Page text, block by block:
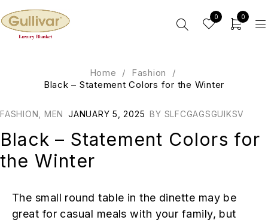
0 0
Home / Fashion
/
Black – Statement Colors for the Winter
FASHION MEN JANUARY 5, 2025 BY SLFCGAGSGUIKSV
Black – Statement Colors for
the Winter
The small round table in the dinette may be
great for casual meals with your family, but